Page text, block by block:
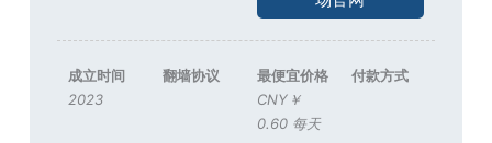
成立时间
2023
翻墙协议
最便宜价格
CNY￥
0.60 每天
付款方式